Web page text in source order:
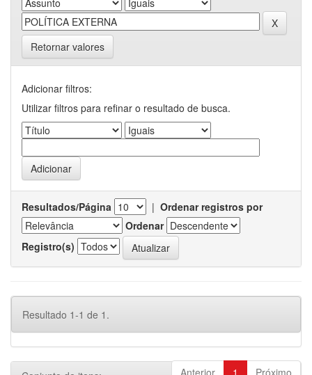
Retornar valores
Adicionar filtros:
Utilizar filtros para refinar o resultado de busca.
Resultados/Página | Ordenar registros por
Ordenar
Registro(s)
Resultado 1-1 de 1.
Anterior 1 Próximo